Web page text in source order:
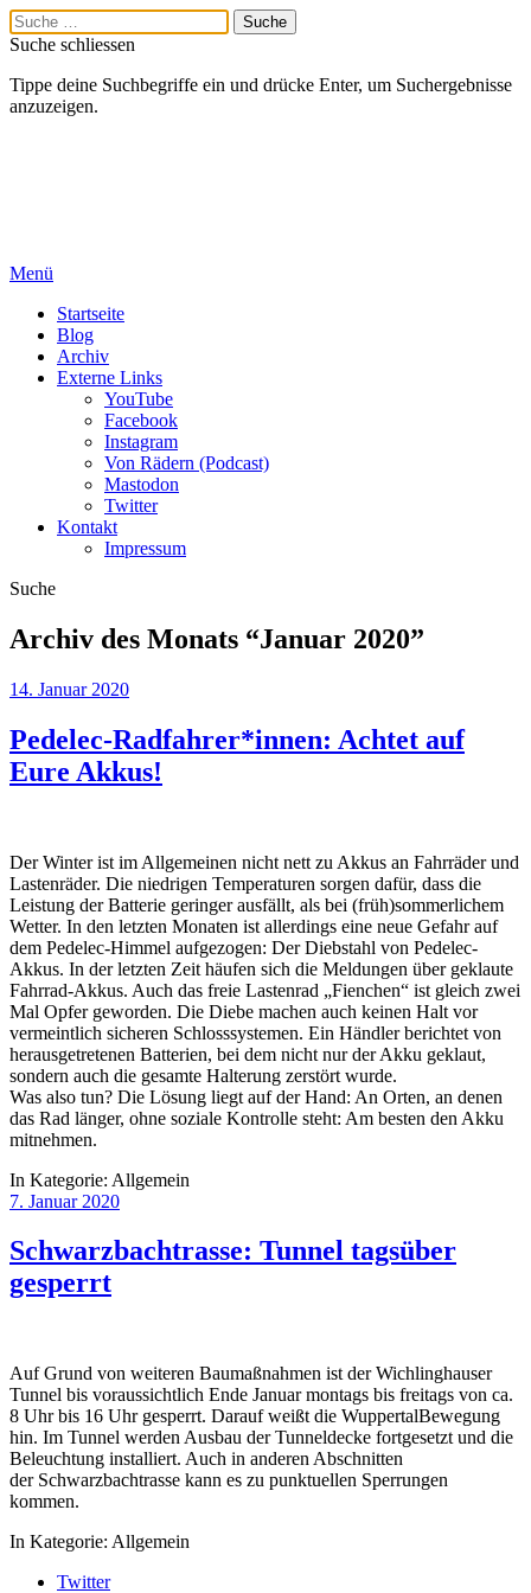
Suche schliessen
Tippe deine Suchbegriffe ein und drücke Enter, um Suchergebnisse
anzuzeigen.
Menü
Startseite
Blog
Archiv
Externe Links
YouTube
Facebook
Instagram
Von Rädern (Podcast)
Mastodon
Twitter
Kontakt
Impressum
Suche
Archiv des Monats “Januar 2020”
14. Januar 2020
Pedelec-Radfahrer*innen: Achtet auf
Eure Akkus!
Der Winter ist im Allgemeinen nicht nett zu Akkus an Fahrräder und
Lastenräder. Die niedrigen Temperaturen sorgen dafür, dass die
Leistung der Batterie geringer ausfällt, als bei (früh)sommerlichem
Wetter. In den letzten Monaten ist allerdings eine neue Gefahr auf
dem Pedelec-Himmel aufgezogen: Der Diebstahl von Pedelec-
Akkus. In der letzten Zeit häufen sich die Meldungen über geklaute
Fahrrad-Akkus. Auch das freie Lastenrad „Fienchen“ ist gleich zwei
Mal Opfer geworden. Die Diebe machen auch keinen Halt vor
vermeintlich sicheren Schlosssystemen. Ein Händler berichtet von
herausgetretenen Batterien, bei dem nicht nur der Akku geklaut,
sondern auch die gesamte Halterung zerstört wurde.
Was also tun? Die Lösung liegt auf der Hand: An Orten, an denen
das Rad länger, ohne soziale Kontrolle steht: Am besten den Akku
mitnehmen.
In Kategorie: Allgemein
7. Januar 2020
Schwarzbachtrasse: Tunnel tagsüber
gesperrt
Auf Grund von weiteren Baumaßnahmen ist der Wichlinghauser
Tunnel bis voraussichtlich Ende Januar montags bis freitags von ca.
8 Uhr bis 16 Uhr gesperrt. Darauf weißt die WuppertalBewegung
hin. Im Tunnel werden Ausbau der Tunneldecke fortgesetzt und die
Beleuchtung installiert. Auch in anderen Abschnitten
der Schwarzbachtrasse kann es zu punktuellen Sperrungen
kommen.
In Kategorie: Allgemein
Twitter